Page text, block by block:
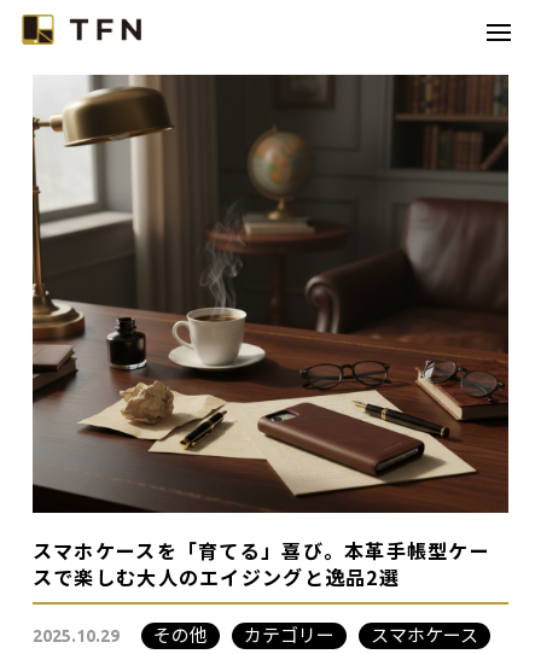
TFNとは
コラボレーション
カテゴリー
お問い合わせ
スマホケースを「育てる」喜び。本革手帳型ケー
スで楽しむ大人のエイジングと逸品2選
2025.10.29 その他 カテゴリー スマホケース